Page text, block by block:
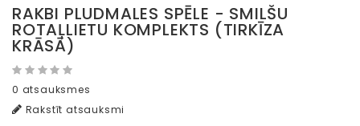
RAKBI PLUDMALES SPĒLE - SMILŠU
ROTAĻLIETU KOMPLEKTS (TIRKĪZA
KRĀSĀ)
0 atsauksmes
Rakstīt atsauksmi